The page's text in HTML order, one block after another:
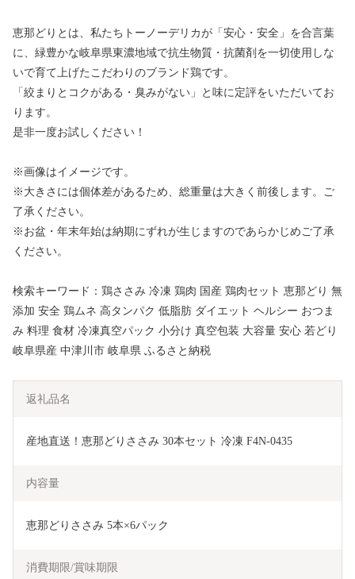
恵那どりとは、私たちトーノーデリカが「安心・安全」を合言葉
に、緑豊かな岐阜県東濃地域で抗生物質・抗菌剤を一切使用しな
いで育て上げたこだわりのブランド鶏です。
「絞まりとコクがある・臭みがない」と味に定評をいただいてお
ります。
是非一度お試しください！
※画像はイメージです。
※大きさには個体差があるため、総重量は大きく前後します。ご
了承ください。
※お盆・年末年始は納期にずれが生じますのであらかじめご了承
ください。
検索キーワード：鶏ささみ 冷凍 鶏肉 国産 鶏肉セット 恵那どり 無
添加 安全 鶏ムネ 高タンパク 低脂肪 ダイエット ヘルシー おつま
み 料理 食材 冷凍真空パック 小分け 真空包装 大容量 安心 若どり
岐阜県産 中津川市 岐阜県 ふるさと納税
返礼品名
産地直送！恵那どりささみ 30本セット 冷凍 F4N-0435
内容量
恵那どりささみ 5本×6パック
消費期限/賞味期限